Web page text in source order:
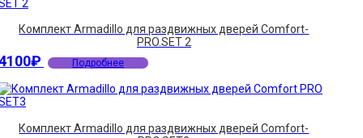
Комплект Armadillo для раздвижных дверей Comfort-
PRO.SET 2
₽ Подробнее
Комплект Armadillo для раздвижных дверей Comfort-